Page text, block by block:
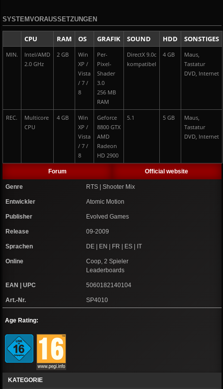
SYSTEMVORAUSSETZUNGEN
CPU RAM OS GRAFIK SOUND HDD SONSTIGES
MIN.
Intel/AMD
2.0 GHz
2 GB
Win
XP /
Vista
/ 7 /
8
Per-
Pixel-
Shader
3.0
256 MB
RAM
DirectX 9.0c
kompatibel
4 GB
Maus,
Tastatur
DVD, Internet
REC.
Multicore
CPU
4 GB
Win
XP /
Vista
/ 7 /
8
Geforce
8800 GTX
AMD
Radeon
HD 2900
5.1 5 GB
Maus,
Tastatur
DVD, Internet
Forum Official website
Genre RTS | Shooter Mix
Entwickler Atomic Motion
Publisher Evolved Games
Release 09-2009
Sprachen DE | EN | FR | ES | IT
Online
Coop, 2 Spieler
Leaderboards
EAN | UPC 5060182140104
Art.-Nr. SP4010
Age Rating:
KATEGORIE